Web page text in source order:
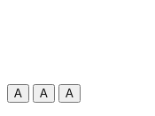
A A A